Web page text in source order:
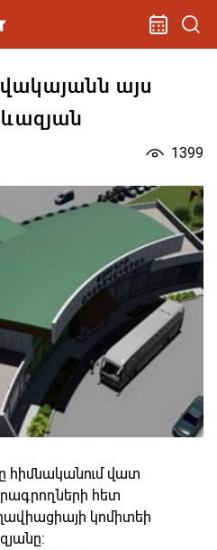
այս
1399
հիմնականում վատ
հետ
կոմիտեի